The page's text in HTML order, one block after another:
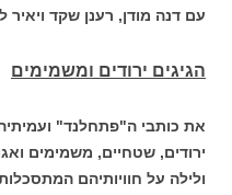
עם דנה מודן, רענן שקד ויאיר
הגיגים ירודים ומשמימים
את כותבי ה"פתחלנד"
ירודים, שטחיים, משמימים
ולילה על חוויותיהם